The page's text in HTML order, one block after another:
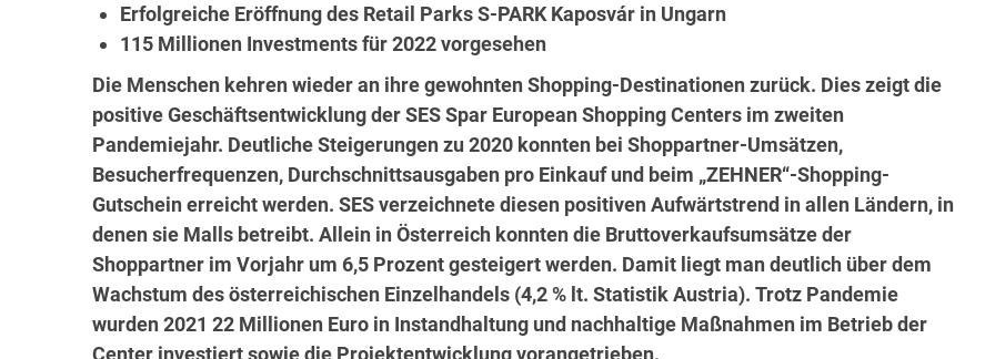
Erfolgreiche Eröffnung des Retail Parks S-PARK Kaposvár in Ungarn
115 Millionen Investments für 2022 vorgesehen
Die Menschen kehren wieder an ihre gewohnten Shopping-Destinationen zurück. Dies zeigt die
positive Geschäftsentwicklung der SES Spar European Shopping Centers im zweiten
Pandemiejahr. Deutliche Steigerungen zu 2020 konnten bei Shoppartner-Umsätzen,
Besucherfrequenzen, Durchschnittsausgaben pro Einkauf und beim „ZEHNER“-Shopping-
Gutschein erreicht werden. SES verzeichnete diesen positiven Aufwärtstrend in allen Ländern, in
denen sie Malls betreibt. Allein in Österreich konnten die Bruttoverkaufsumsätze der
Shoppartner im Vorjahr um 6,5 Prozent gesteigert werden. Damit liegt man deutlich über dem
Wachstum des österreichischen Einzelhandels (4,2 % lt. Statistik Austria). Trotz Pandemie
wurden 2021 22 Millionen Euro in Instandhaltung und nachhaltige Maßnahmen im Betrieb der
Center investiert sowie die Projektentwicklung vorangetrieben.